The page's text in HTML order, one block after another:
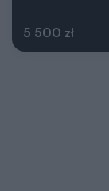
5 500 zł